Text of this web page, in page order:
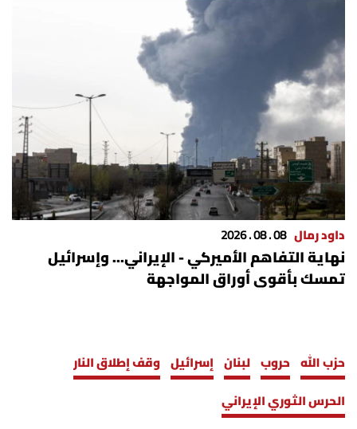
داود رمال 08 . 08 . 2026
نهاية التفاهم الأميركي - الإيراني... وإسرائيل
تمسك بأقوى أوراق المواجهة
حزب الله حروب لبنان إسرائيل وقف إطلاق النار
الحرس الثوري الإيراني